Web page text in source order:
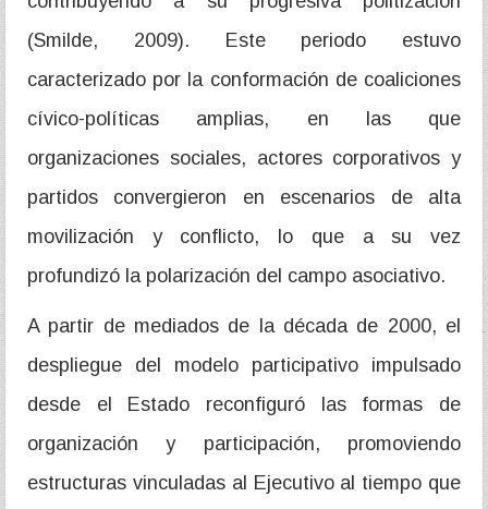
(Smilde, 2009). Este periodo estuvo
caracterizado por la conformación de coaliciones
cívico-políticas amplias, en las que
organizaciones sociales, actores corporativos y
partidos convergieron en escenarios de alta
movilización y conflicto, lo que a su vez
profundizó la polarización del campo asociativo.
A partir de mediados de la década de 2000, el
despliegue del modelo participativo impulsado
desde el Estado reconfiguró las formas de
organización y participación, promoviendo
estructuras vinculadas al Ejecutivo al tiempo que